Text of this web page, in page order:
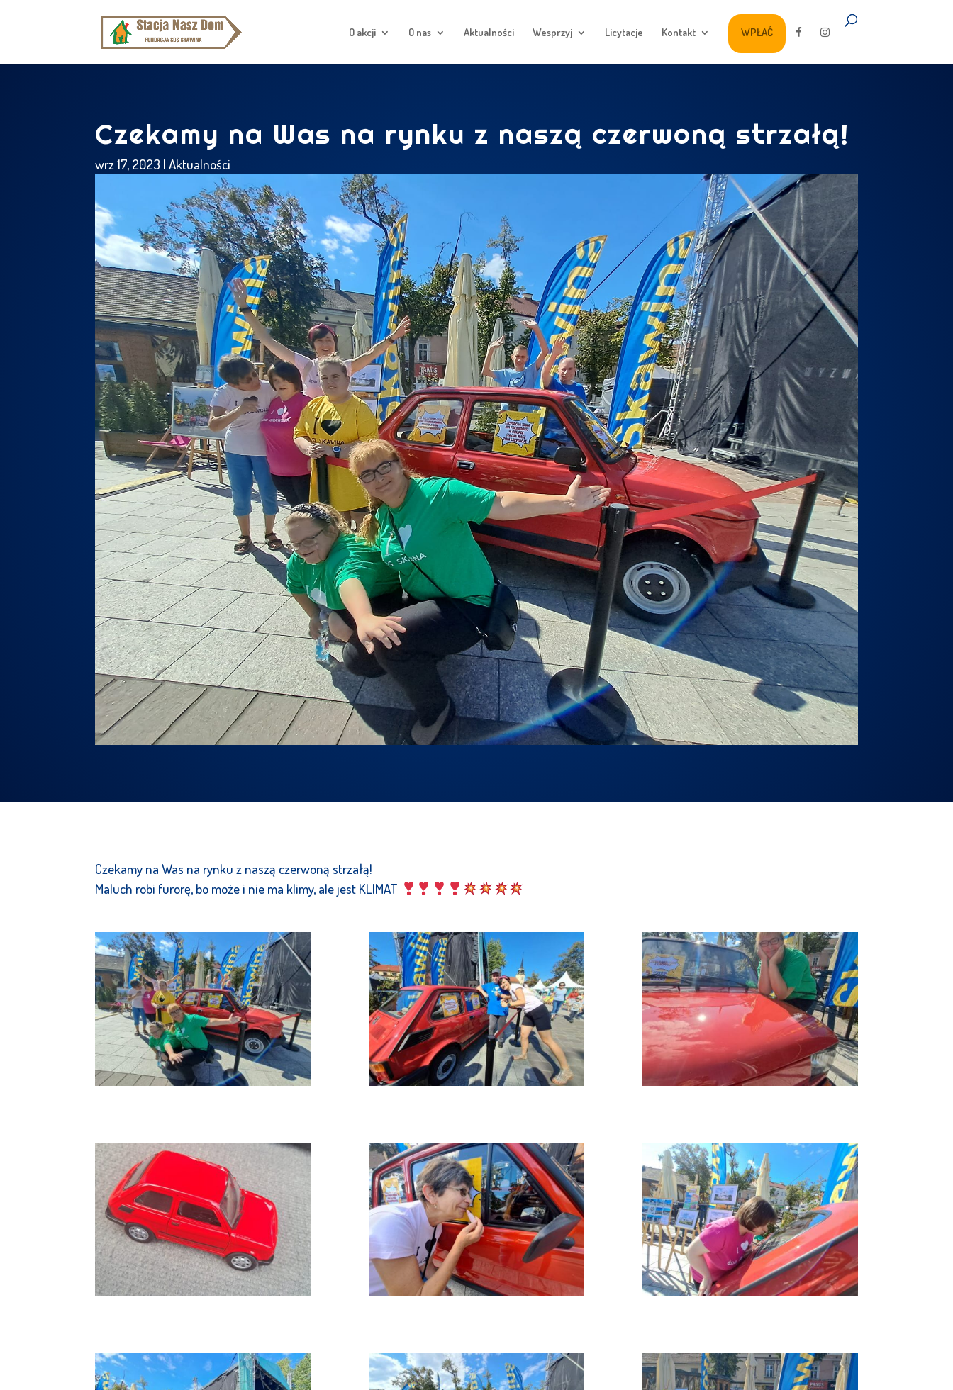
O akcji O nas Aktualności Wesprzyj Licytacje Kontakt WPŁAĆ
Czekamy na Was na rynku z naszą czerwoną strzałą!
wrz 17, 2023 |Aktualności
Czekamy na Was na rynku z naszą czerwoną strzałą!
Maluch robi furorę, bo może i nie ma klimy, ale jest KLIMAT